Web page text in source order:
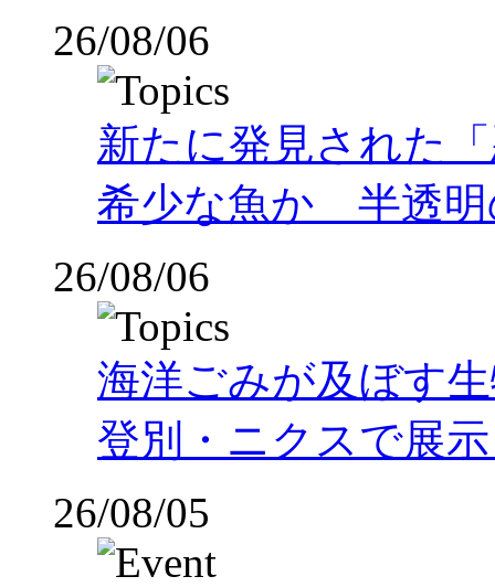
26/08/06
新たに発見された
希少な魚か 半透明
26/08/06
海洋ごみが及ぼす
登別・ニクスで展
26/08/05